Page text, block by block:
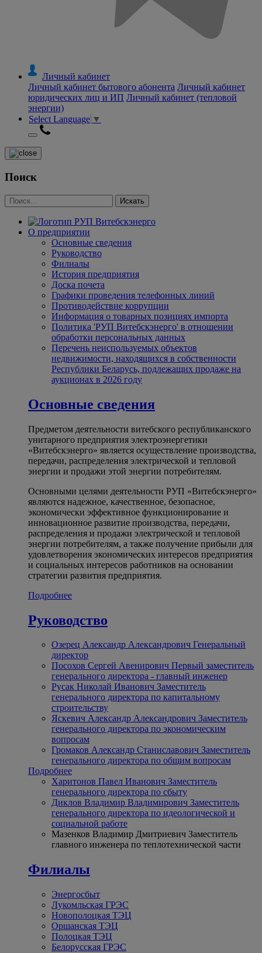
Личный кабинет
Личный кабинет бытового абонента Личный кабинет
юридических лиц и ИП Личный кабинет (тепловой
энергии)
Select Language ▼
Поиск
О предприятии
Основные сведения
Руководство
Филиалы
История предприятия
Доска почета
Графики проведения телефонных линий
Противодействие коррупции
Информация о товарных позициях импорта
Политика 'РУП Витебскэнерго' в отношении
обработки персональных данных
Перечень неиспользуемых объектов
недвижимости, находящихся в собственности
Республики Беларусь, подлежащих продаже на
аукционах в 2026 году
Основные сведения
Предметом деятельности витебского республиканского
унитарного предприятия электроэнергетики
«Витебскэнерго» является осуществление производства,
передачи, распределения электрической и тепловой
энергии и продажи этой энергии потребителям.
Основными целями деятельности РУП «Витебскэнерго»
являются надежное, качественное, безопасное,
экономически эффективное функционирование и
инновационное развитие производства, передачи,
распределения и продажи электрической и тепловой
энергии потребителям, а также получение прибыли для
удовлетворения экономических интересов предприятия
и социальных интересов работников на основании
стратегии развития предприятия.
Подробнее
Руководство
Озерец Александр Александрович Генеральный
директор
Посохов Сергей Авенирович Первый заместитель
генерального директора - главный инженер
Русак Николай Иванович Заместитель
генерального директора по капитальному
строительству
Яскевич Александр Александрович Заместитель
генерального директора по экономическим
вопросам
Громаков Александр Станиславович Заместитель
генерального директора по общим вопросам
Подробнее
Харитонов Павел Иванович Заместитель
генерального директора по сбыту
Диклов Владимир Владимирович Заместитель
генерального директора по идеологической и
социальной работе
Мазенков Владимир Дмитриевич Заместитель
главного инженера по теплотехнической части
Филиалы
Энергосбыт
Лукомльская ГРЭС
Новополоцкая ТЭЦ
Оршанская ТЭЦ
Полоцкая ТЭЦ
Белорусская ГРЭС